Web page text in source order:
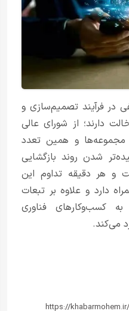
در فرآیند تصمیم‌سازی و
دارند؛ از شورای عالی
مجموعه‌ها و همین تعدد
شدن روند بازگشایی
و هر دقیقه تداوم این
دارد و علاوه بر تبعات
کسب‌وکارهای فناوری
می‌کند.